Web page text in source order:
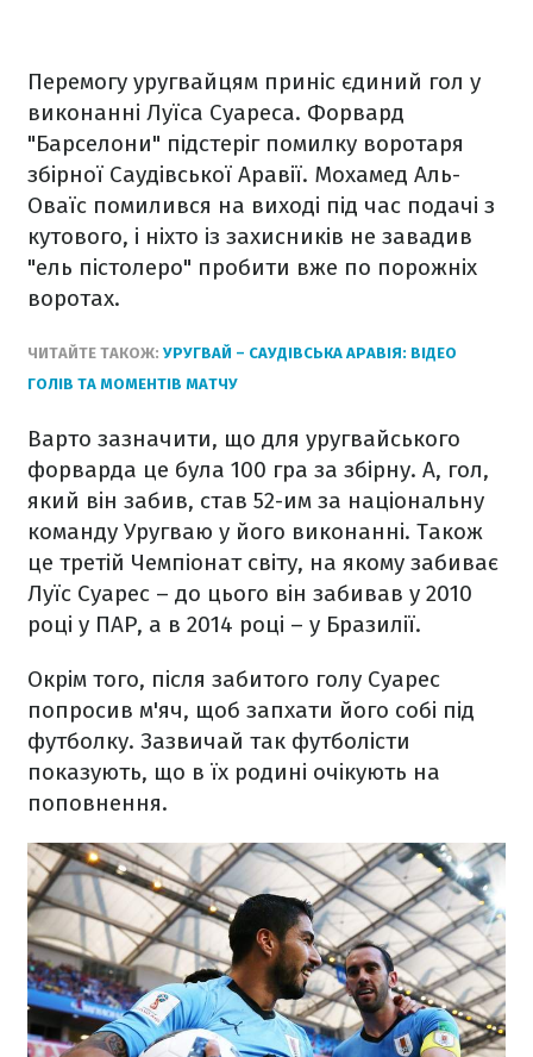
Перемогу уругвайцям приніс єдиний гол у
виконанні Луїса Суареса. Форвард
"Барселони" підстеріг помилку воротаря
збірної Саудівської Аравії. Мохамед Аль-
Оваїс помилився на виході під час подачі з
кутового, і ніхто із захисників не завадив
"ель пістолеро" пробити вже по порожніх
воротах.
ЧИТАЙТЕ ТАКОЖ: УРУГВАЙ – САУДІВСЬКА АРАВІЯ: ВІДЕО
ГОЛІВ ТА МОМЕНТІВ МАТЧУ
Варто зазначити, що для уругвайського
форварда це була 100 гра за збірну. А, гол,
який він забив, став 52-им за національну
команду Уругваю у його виконанні. Також
це третій Чемпіонат світу, на якому забиває
Луїс Суарес – до цього він забивав у 2010
році у ПАР, а в 2014 році – у Бразилії.
Окрім того, після забитого голу Суарес
попросив м'яч, щоб запхати його собі під
футболку. Зазвичай так футболісти
показують, що в їх родині очікують на
поповнення.